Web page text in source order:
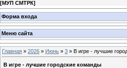
[МУП СМТРК]
Форма входа
Меню сайта
Главная » 2026 » Июнь » 3 » В игре - лучшие
В игре - лучшие городские команды